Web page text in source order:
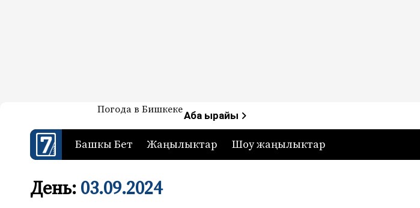
7-канал. Жаңылыктар — Кыргызстан
Жаңылыктар — Кыргызстан
Погода в БишкекеАба ырайы
Башкы Бет Жаңылыктар Шоу жаңылыктар
День: 03.09.2024